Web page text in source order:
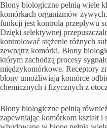
Błony biologiczne pełnią wiele
komórkach organizmów
funkcji jest kontrola przepływu
Dzięki selektywnej
kontrolować stężenie różnych
zewnątrz komórki. Błony
którym zachodzą procesy
międzykomórkowe. Receptory
błony umożliwiają komórce
chemicznych i fizycznych z
Błony biologiczne pełnią
zapewniając komórkom kształt i